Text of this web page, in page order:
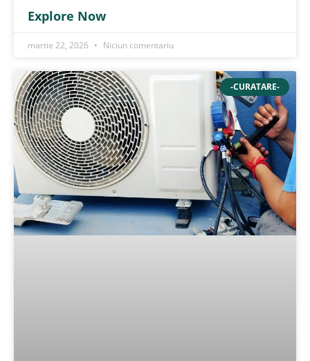
Explore Now
martie 22, 2026 Niciun comentariu
-CURATARE-